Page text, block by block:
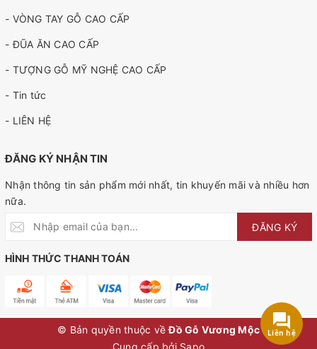
- VÒNG TAY GỖ CAO CẤP
- ĐŨA ĂN CAO CẤP
- TƯỢNG GỖ MỸ NGHỆ CAO CẤP
- Tin tức
- LIÊN HỆ
ĐĂNG KÝ NHẬN TIN
Nhận thông tin sản phẩm mới nhất, tin khuyến mãi và nhiều hơn
nữa.
ĐĂNG KÝ
HÌNH THỨC THANH TOÁN
© Bản quyền thuộc vềĐồ Gỗ Vương Mộc
Cung cấp bởi Sapo
Liên hệ